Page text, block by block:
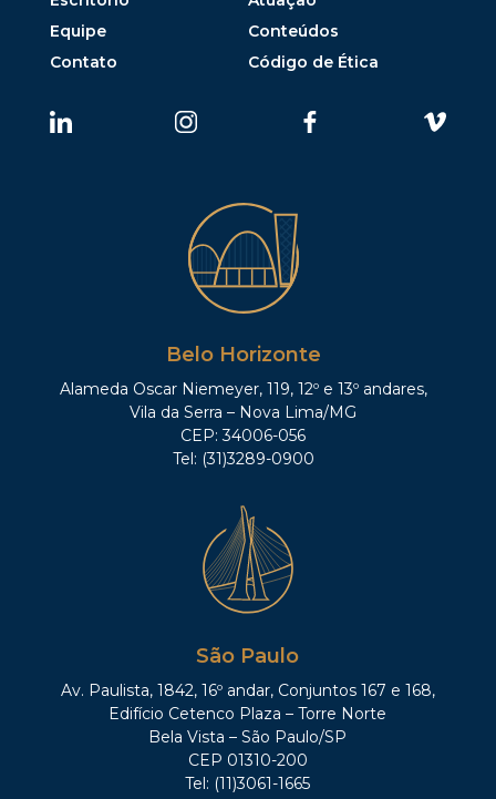
Equipe
Conteúdos
Contato
Código de Ética
Belo Horizonte
Alameda Oscar Niemeyer, 119, 12º e 13º andares,
Vila da Serra – Nova Lima/MG
CEP: 34006-056
Tel: (31)3289-0900
São Paulo
Av. Paulista, 1842, 16º andar, Conjuntos 167 e 168,
Edifício Cetenco Plaza – Torre Norte
Bela Vista – São Paulo/SP
CEP 01310-200
Tel: (11)3061-1665